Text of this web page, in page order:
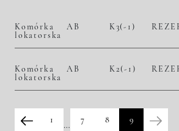
Komórka
lokatorska
AB K3(-1)
Komórka
lokatorska
AB K2(-1)
1
…
7 8 9